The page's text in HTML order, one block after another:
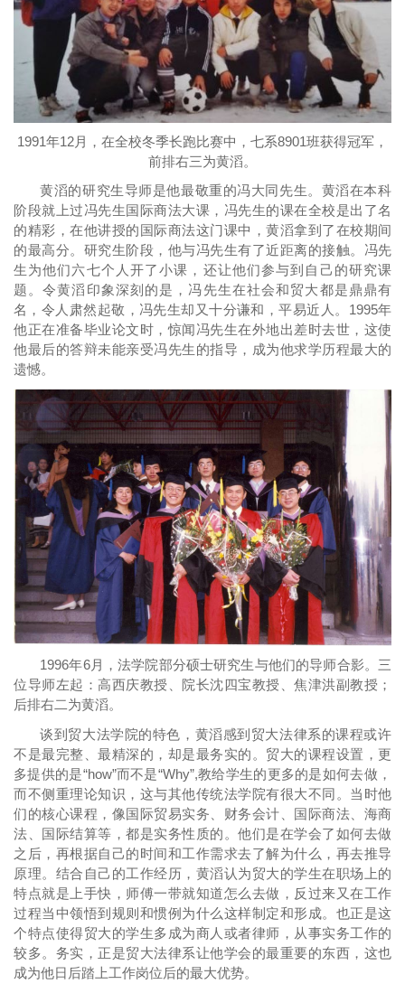
1991年12月，在全校冬季长跑比赛中，七系8901班获得冠军，
前排右三为黄滔。
黄滔的研究生导师是他最敬重的冯大同先生。黄滔在本科
阶段就上过冯先生国际商法大课，冯先生的课在全校是出了名
的精彩，在他讲授的国际商法这门课中，黄滔拿到了在校期间
的最高分。研究生阶段，他与冯先生有了近距离的接触。冯先
生为他们六七个人开了小课，还让他们参与到自己的研究课
题。令黄滔印象深刻的是，冯先生在社会和贸大都是鼎鼎有
名，令人肃然起敬，冯先生却又十分谦和，平易近人。1995年
他正在准备毕业论文时，惊闻冯先生在外地出差时去世，这使
他最后的答辩未能亲受冯先生的指导，成为他求学历程最大的
遗憾。
1996年6月，法学院部分硕士研究生与他们的导师合影。三
位导师左起：高西庆教授、院长沈四宝教授、焦津洪副教授；
后排右二为黄滔。
谈到贸大法学院的特色，黄滔感到贸大法律系的课程或许
不是最完整、最精深的，却是最务实的。贸大的课程设置，更
多提供的是“how”而不是“Why”,教给学生的更多的是如何去做，
而不侧重理论知识，这与其他传统法学院有很大不同。当时他
们的核心课程，像国际贸易实务、财务会计、国际商法、海商
法、国际结算等，都是实务性质的。他们是在学会了如何去做
之后，再根据自己的时间和工作需求去了解为什么，再去推导
原理。结合自己的工作经历，黄滔认为贸大的学生在职场上的
特点就是上手快，师傅一带就知道怎么去做，反过来又在工作
过程当中领悟到规则和惯例为什么这样制定和形成。也正是这
个特点使得贸大的学生多成为商人或者律师，从事实务工作的
较多。务实，正是贸大法律系让他学会的最重要的东西，这也
成为他日后踏上工作岗位后的最大优势。